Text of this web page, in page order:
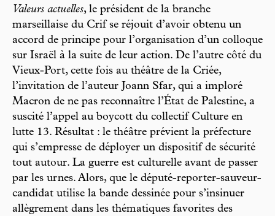
Valeurs actuelles, le président de la branche
marseillaise du Crif se réjouit d’avoir obtenu un
accord de principe pour l’organisation d’un colloque
sur Israël à la suite de leur action. De l’autre côté du
Vieux-Port, cette fois au théâtre de la Criée,
l’invitation de l’auteur Joann Sfar, qui a imploré
Macron de ne pas reconnaître l’État de Palestine, a
suscité l’appel au boycott du collectif Culture en
lutte 13. Résultat : le théâtre prévient la préfecture
qui s’empresse de déployer un dispositif de sécurité
tout autour. La guerre est culturelle avant de passer
par les urnes. Alors, que le député-reporter-sauveur-
candidat utilise la bande dessinée pour s’insinuer
allègrement dans les thématiques favorites des